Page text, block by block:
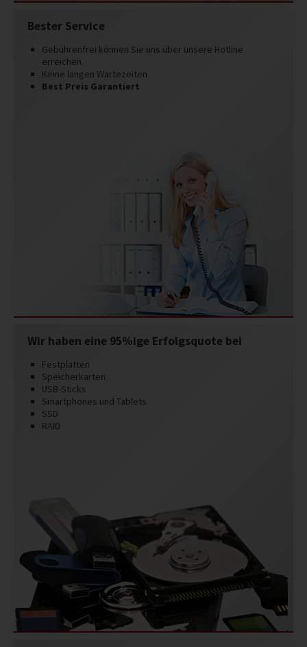
Bester Service
Gebührenfrei können Sie uns über unsere Hotline
erreichen.
Keine langen Wartezeiten
Best Preis Garantiert
Wir haben eine 95%ige Erfolgsquote bei
Festplatten
Speicherkarten
USB-Sticks
Smartphones und Tablets
SSD
RAID